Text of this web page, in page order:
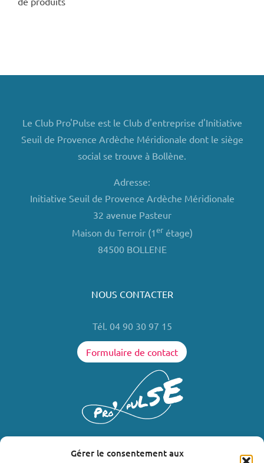
Gérer le consentement aux
Le Club Pro'Pulse est le Club d'entreprise d'Initiative
Seuil de Provence Ardèche Méridionale dont le siège
social se trouve à Bollène.
Adresse:
Initiative Seuil de Provence Ardèche Méridionale
32 avenue Pasteur
Maison du Terroir (1erétage)
84500 BOLLENE
NOUS CONTACTER
Tél. 04 90 30 97 15
Formulaire de contact